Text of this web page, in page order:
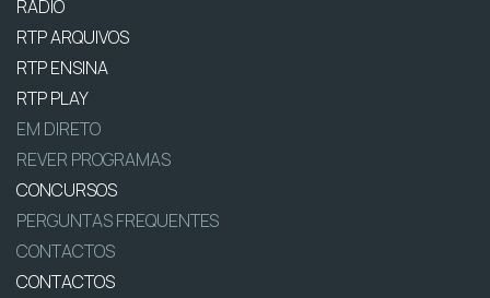
RÁDIO
RTP ARQUIVOS
RTP ENSINA
RTP PLAY
EM DIRETO
REVER PROGRAMAS
CONCURSOS
PERGUNTAS FREQUENTES
CONTACTOS
CONTACTOS